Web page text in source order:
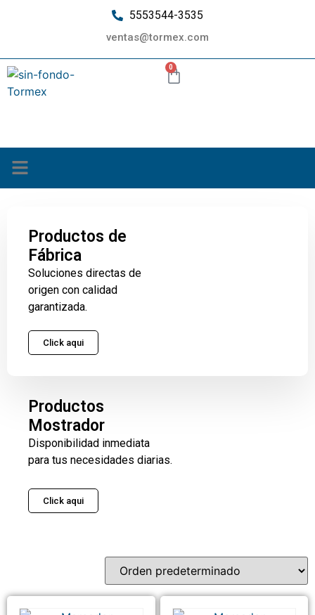
5553544-3535
ventas@tormex.com
0
Productos de
Fábrica
Soluciones directas de
origen con calidad
garantizada.
Click aqui
Productos
Mostrador
Disponibilidad inmediata
para tus necesidades diarias.
Click aqui